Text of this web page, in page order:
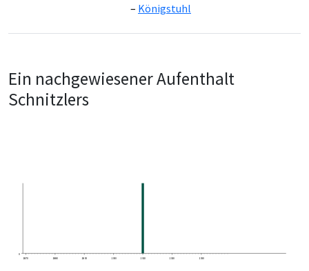
Königstuhl
Ein nachgewiesener Aufenthalt
Schnitzlers
0
1870
1880 1890 1900 1910 1920 1930